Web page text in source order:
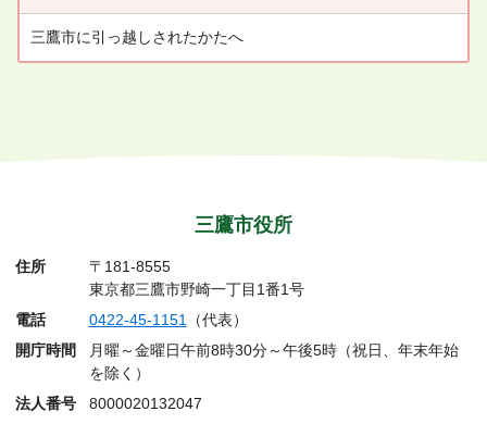
三鷹市に引っ越しされたかたへ
三鷹市役所
住所
〒181-8555
東京都三鷹市野崎一丁目1番1号
電話
0422-45-1151（代表）
開庁時間
月曜～金曜日午前8時30分～午後5時（祝日、年末年始
を除く）
法人番号
8000020132047